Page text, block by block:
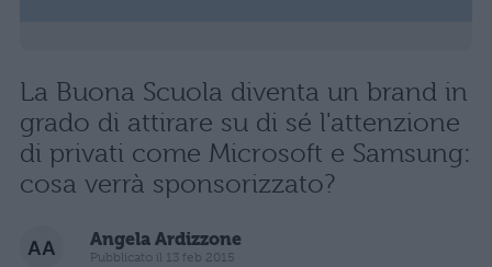
La Buona Scuola diventa un brand in
grado di attirare su di sé l'attenzione
di privati come Microsoft e Samsung:
cosa verrà sponsorizzato?
Angela Ardizzone
Pubblicato il 13 feb 2015